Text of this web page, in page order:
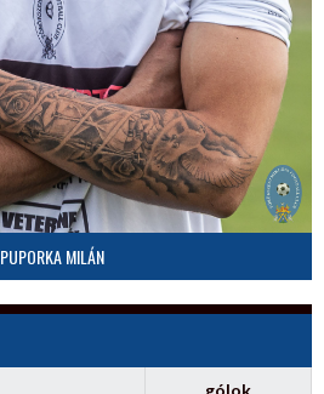
PUPORKA MILÁN
gólok